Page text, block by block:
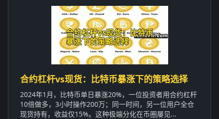
合约杠杆vs现货：比特币暴涨下的策略选择
2024年1月，比特币单日暴涨20%，一位投资者用合约杠杆
10倍做多，3小时操作200万；同一时间，另一位用户全仓
现货持有，收益仅15%。这种极端分化在币圈屡见...